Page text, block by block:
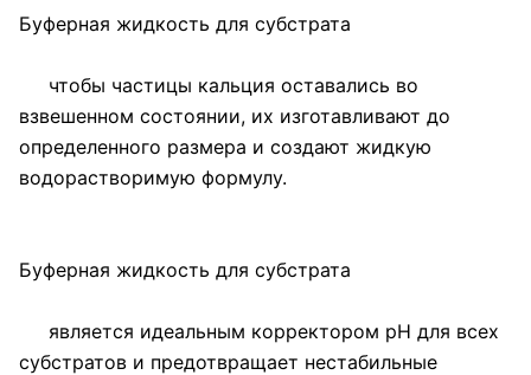
Буферная жидкость для субстрата
чтобы частицы кальция оставались во
взвешенном состоянии, их изготавливают до
определенного размера и создают жидкую
водорастворимую формулу.
Буферная жидкость для субстрата
является идеальным корректором pH для всех
субстратов и предотвращает нестабильные